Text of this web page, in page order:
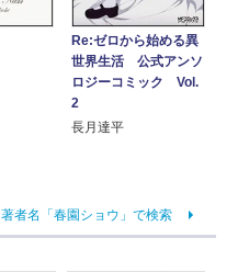
Re:ゼロから始める異
世界生活 公式アンソ
ロジーコミック Vol.
2
長月達平
著者名「春園ショウ」で検索